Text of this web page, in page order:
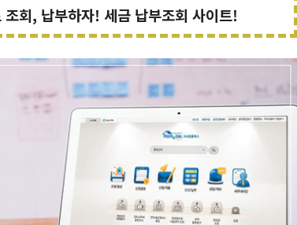
회, 납부하자! 세금 납부조회 사이트!